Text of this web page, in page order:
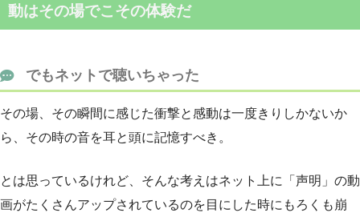
動はその場でこその体験だ
でもネットで聴いちゃった
その場、その瞬間に感じた衝撃と感動は一度きりしかないか
ら、その時の音を耳と頭に記憶すべき。
とは思っているけれど、そんな考えはネット上に「声明」の動
画がたくさんアップされているのを目にした時にもろくも崩